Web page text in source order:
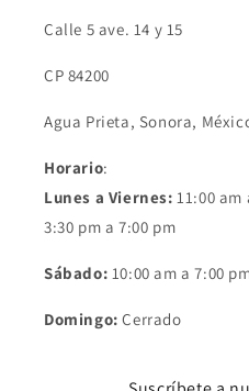
Calle 5 ave. 14 y 15
CP 84200
Agua Prieta, Sonora,
Horario:
Lunes a Viernes: 11:00 am
3:30 pm a 7:00 pm
Sábado: 10:00 am a 7:00
Domingo: Cerrado